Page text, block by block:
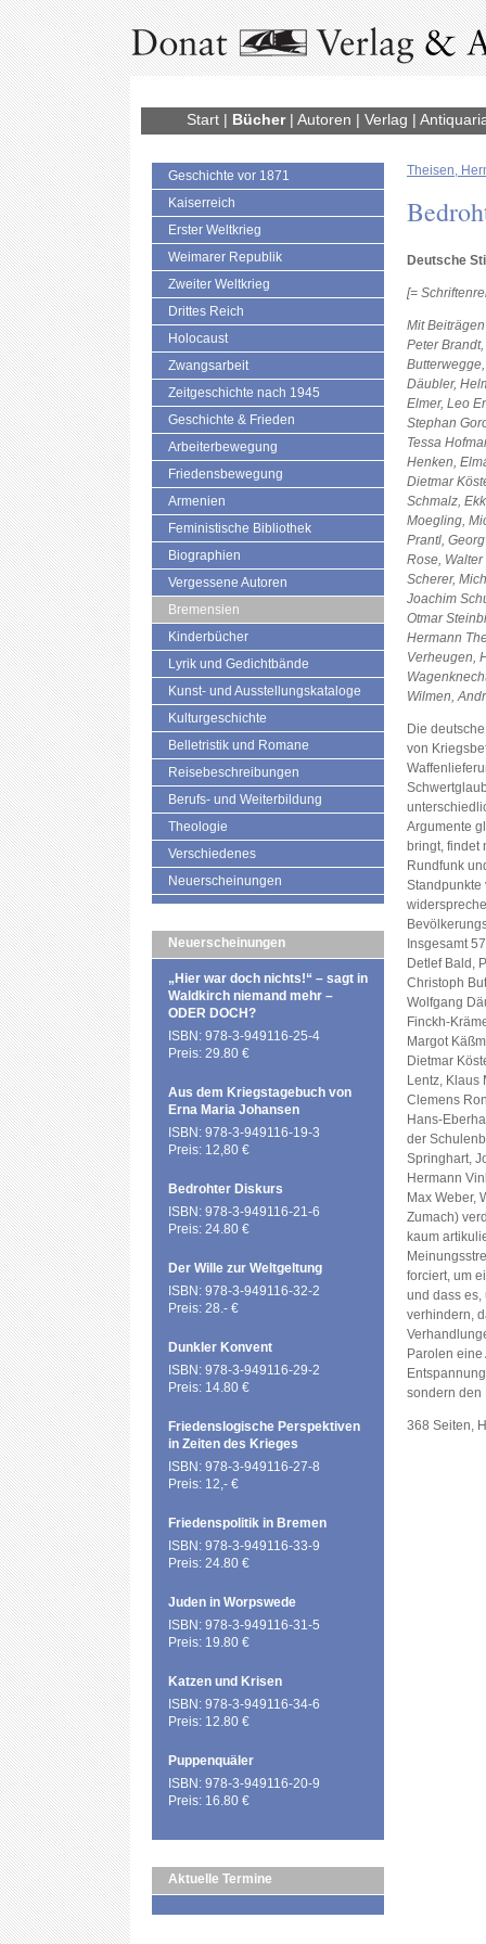
Start| Bücher| Autoren | Verlag |
Geschichte vor 1871
Kaiserreich
Erster Weltkrieg
Weimarer Republik
Zweiter Weltkrieg
Drittes Reich
Holocaust
Zwangsarbeit
Zeitgeschichte nach 1945
Geschichte & Frieden
Arbeiterbewegung
Friedensbewegung
Armenien
Feministische Bibliothek
Biographien
Vergessene Autoren
Bremensien
Kinderbücher
Lyrik und Gedichtbände
Kunst- und Ausstellungskataloge
Kulturgeschichte
Belletristik und Romane
Reisebeschreibungen
Berufs- und Weiterbildung
Theologie
Verschiedenes
Neuerscheinungen
Neuerscheinungen
„Hier war doch nichts!“ – sagt in
Waldkirch niemand mehr –
ODER DOCH?
ISBN: 978-3-949116-25-4
Preis: 29.80 €
Aus dem Kriegstagebuch von
Erna Maria Johansen
ISBN: 978-3-949116-19-3
Preis: 12,80 €
Bedrohter Diskurs
ISBN: 978-3-949116-21-6
Preis: 24.80 €
Der Wille zur Weltgeltung
ISBN: 978-3-949116-32-2
Preis: 28.- €
Dunkler Konvent
ISBN: 978-3-949116-29-2
Preis: 14.80 €
Friedenslogische Perspektiven
in Zeiten des Krieges
ISBN: 978-3-949116-27-8
Preis: 12,- €
Friedenspolitik in Bremen
ISBN: 978-3-949116-33-9
Preis: 24.80 €
Juden in Worpswede
ISBN: 978-3-949116-31-5
Preis: 19.80 €
Katzen und Krisen
ISBN: 978-3-949116-34-6
Preis: 12.80 €
Puppenquäler
ISBN: 978-3-949116-20-9
Preis: 16.80 €
Aktuelle Termine
Theisen,
Deutsche
[=
Mit
Peter
Däubler,
Elmer, Leo
Stephan
Tessa
Henken,
Dietmar
Schmalz,
Moegling,
Prantl,
Rose,
Scherer,
Joachim
Otmar
Hermann
Verheugen,
Wilmen,
Die
von
Argumente
bringt, findet
Rundfunk
Standpunkte
Insgesamt
Detlef Bald,
Christoph
Wolfgang
Finckh-
Margot
Dietmar
Lentz, Klaus
Clemens
Hans-
der
Springhart,
Hermann
Max Weber,
Zumach)
kaum
forciert, um
und dass es,
verhindern,
Parolen
sondern den
368 Seiten,